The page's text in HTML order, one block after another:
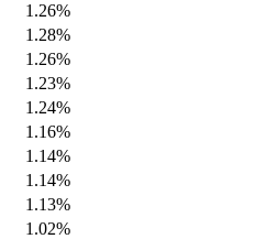
1.26%
1.28%
1.26%
1.23%
1.24%
1.16%
1.14%
1.14%
1.13%
1.02%